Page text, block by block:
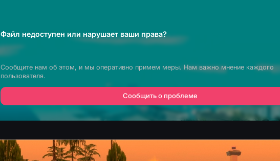
Файл недоступен или нарушает ваши права?
Сообщите нам об этом, и мы оперативно примем меры. Нам важно мнение каждого
пользователя.
Сообщить о проблеме